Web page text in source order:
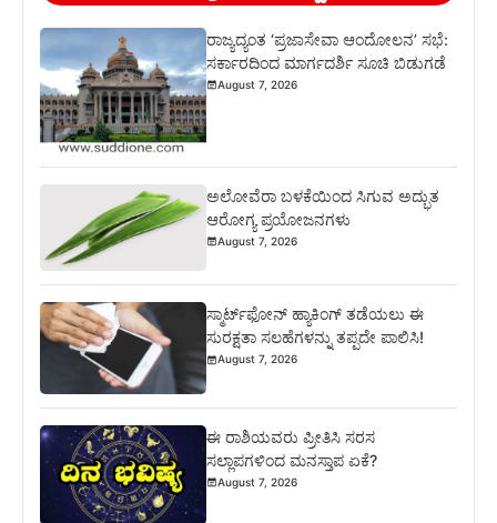
ರಾಜ್ಯದ್ಯಂತ ‘ಪ್ರಜಾಸೇವಾ ಆಂದೋಲನ’ ಸಭೆ:
ಸರ್ಕಾರದಿಂದ ಮಾರ್ಗದರ್ಶಿ ಸೂಚಿ ಬಿಡುಗಡೆ
August 7, 2026
ಅಲೋವೆರಾ ಬಳಕೆಯಿಂದ ಸಿಗುವ ಅದ್ಭುತ
ಆರೋಗ್ಯ ಪ್ರಯೋಜನಗಳು
August 7, 2026
ಸ್ಮಾರ್ಟ್‌ಫೋನ್ ಹ್ಯಾಕಿಂಗ್ ತಡೆಯಲು ಈ
ಸುರಕ್ಷತಾ ಸಲಹೆಗಳನ್ನು ತಪ್ಪದೇ ಪಾಲಿಸಿ!
August 7, 2026
ಈ ರಾಶಿಯವರು ಪ್ರೀತಿಸಿ ಸರಸ
ಸಲ್ಲಾಪಗಳಿಂದ ಮನಸ್ತಾಪ ಏಕೆ?
August 7, 2026